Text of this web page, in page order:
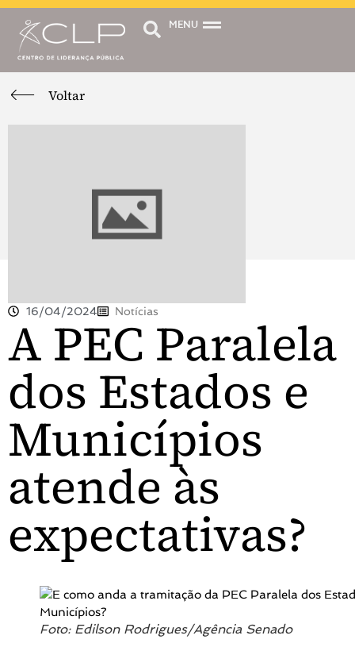
MENU
Voltar
16/04/2024 Notícias
A PEC Paralela
dos Estados e
Municípios
atende às
expectativas?
Foto: Edilson Rodrigues/Agência Senado